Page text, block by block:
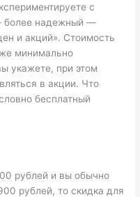
с
более надежный —
и акций». Стоимость
минимально
укажете, при этом
в акции. Что
бесплатный
рублей и вы обычно
рублей, то скидка для